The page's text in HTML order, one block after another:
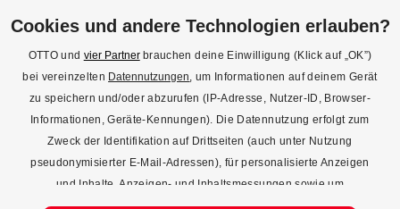
KON­TAKT
REDAK­TI­ON
IMPRES­SUM
DATENSCHUTZ
Cookies und andere Technologien erlauben?
OTTO und vier Partnerbrauchen deine Einwilligung (Klick auf „OK”)
bei vereinzelten Datennutzungen, um Informationen auf deinem Gerät
zu speichern und/oder abzurufen (IP-Adresse, Nutzer-ID, Browser-
Informationen, Geräte-Kennungen). Die Datennutzung erfolgt zum
Zweck der Identifikation auf Drittseiten (auch unter Nutzung
pseudonymisierter E-Mail-Adressen), für personalisierte Anzeigen
und Inhalte, Anzeigen- und Inhaltsmessungen sowie um
Erkenntnisse über Zielgruppen und Produktentwicklungen zu